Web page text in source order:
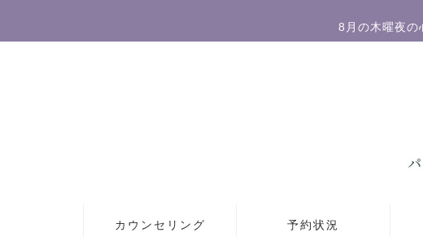
8月の木曜夜の
カウンセリング 予約状況